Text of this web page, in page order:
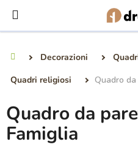
contenuto
Decorazioni
Quadri religiosi
Quadro
Quadro da
Famiglia